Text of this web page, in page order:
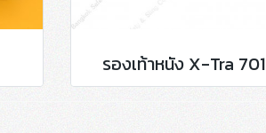
รองเท้าหนัง X-Tra 701